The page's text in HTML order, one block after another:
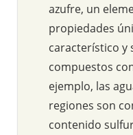
azufre, un
propiedades
característico y
compuestos
ejemplo, las
regiones son
contenido